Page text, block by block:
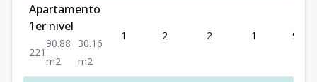
Apartamento
1er nivel
221
90.88
m2
30.16
m2
1 2 2 1 90.88